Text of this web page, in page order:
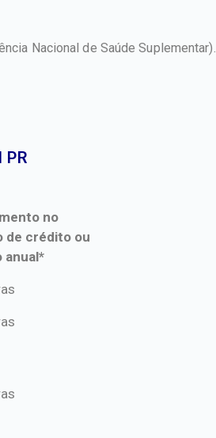
Nacional de Saúde Suplementar).
no
de crédito ou
anual*
no